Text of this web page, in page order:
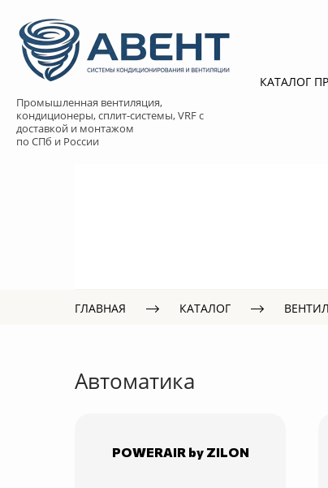
Промышленная вентиляция,
кондиционеры, сплит-системы, VRF с
доставкой и монтажом
по СПб и России
КАТАЛОГ
ГЛАВНАЯ КАТАЛОГ
Автоматика
POWERAIR by ZILON